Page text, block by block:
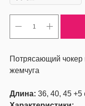
Потрясающий чокер
жемчуга
Длина: 36, 40, 45 +5